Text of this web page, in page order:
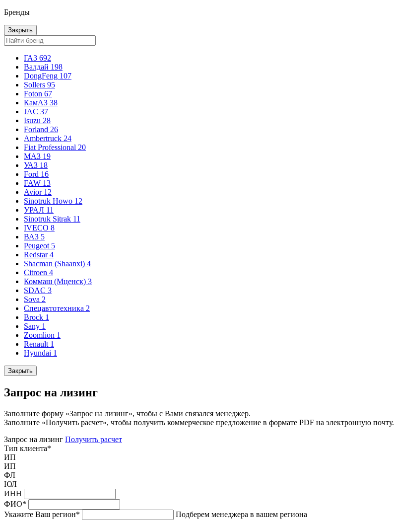
Бренды
Закрыть
ГАЗ 692
Валдай 198
DongFeng 107
Sollers 95
Foton 67
КамАЗ 38
JAC 37
Isuzu 28
Forland 26
Ambertruck 24
Fiat Professional 20
МАЗ 19
УАЗ 18
Ford 16
FAW 13
Avior 12
Sinotruk Howo 12
УРАЛ 11
Sinotruk Sitrak 11
IVECO 8
ВАЗ 5
Peugeot 5
Redstar 4
Shacman (Shaanxi) 4
Citroen 4
Коммаш (Мценск) 3
SDAC 3
Sova 2
Спецавтотехника 2
Brock 1
Sany 1
Zoomlion 1
Renault 1
Hyundai 1
Закрыть
Запрос на лизинг
Заполните форму «Запрос на лизинг», чтобы с Вами связался менеджер.
Заполните «Получить расчет», чтобы получить коммерческое предложение в формате PDF на электронную почту.
Запрос на лизинг Получить расчет
Тип клиента*
ИП
ИП
ФЛ
ЮЛ
ИНН
ФИО*
Укажите Ваш регион* Подберем менеджера в вашем региона